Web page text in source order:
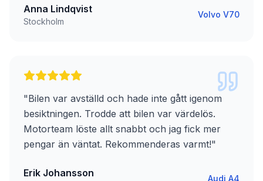
Anna Lindqvist
Stockholm
Volvo V70
"Bilen var avställd och hade inte gått igenom
besiktningen. Trodde att bilen var värdelös.
Motorteam löste allt snabbt och jag fick mer
pengar än väntat. Rekommenderas varmt!"
Erik Johansson Audi A4